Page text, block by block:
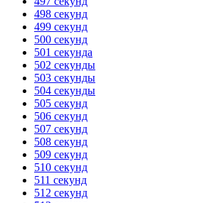
498 секунд
499 секунд
500 секунд
501 секунда
502 секунды
503 секунды
504 секунды
505 секунд
506 секунд
507 секунд
508 секунд
509 секунд
510 секунд
511 секунд
512 секунд